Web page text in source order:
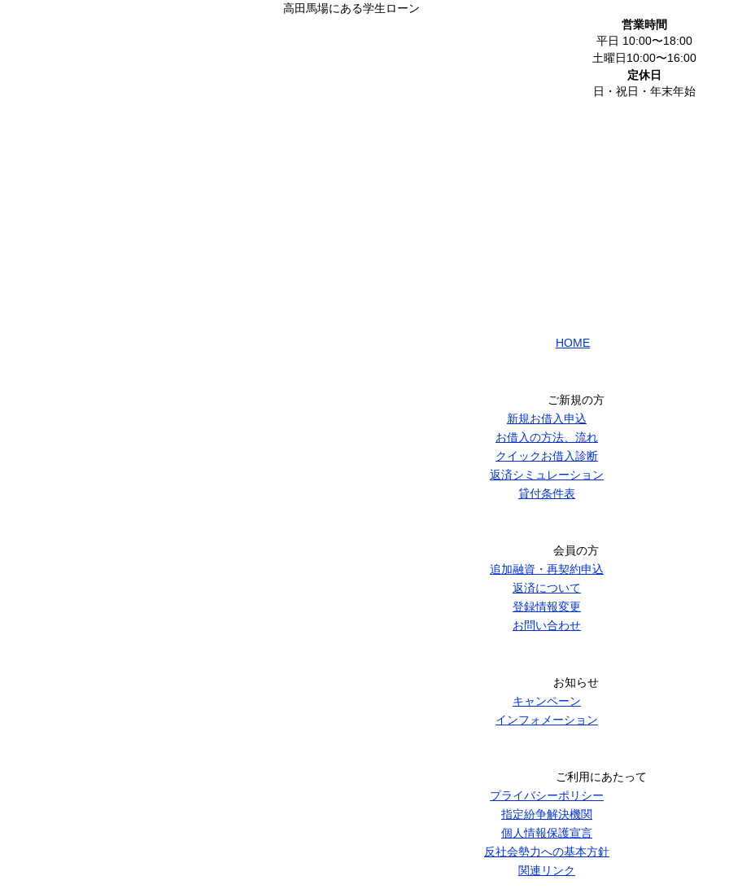
高田馬場にある学生ローン
営業時間
平日 10:00〜18:00
土曜日10:00〜16:00
定休日
日・祝日・年末年始
HOME
ご新規の方
新規お借入申込
お借入の方法、流れ
クイックお借入診断
返済シミュレーション
貸付条件表
会員の方
追加融資・再契約申込
返済について
登録情報変更
お問い合わせ
お知らせ
キャンペーン
インフォメーション
ご利用にあたって
プライバシーポリシー
指定紛争解決機関
個人情報保護宣言
反社会勢力への基本方針
関連リンク